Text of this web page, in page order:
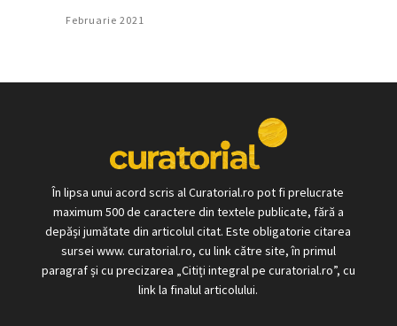
Februarie 2021
În lipsa unui acord scris al Curatorial.ro pot fi prelucrate
maximum 500 de caractere din textele publicate, fără a
depăși jumătate din articolul citat. Este obligatorie citarea
sursei www. curatorial.ro, cu link către site, în primul
paragraf și cu precizarea „Citiți integral pe curatorial.ro”, cu
link la finalul articolului.